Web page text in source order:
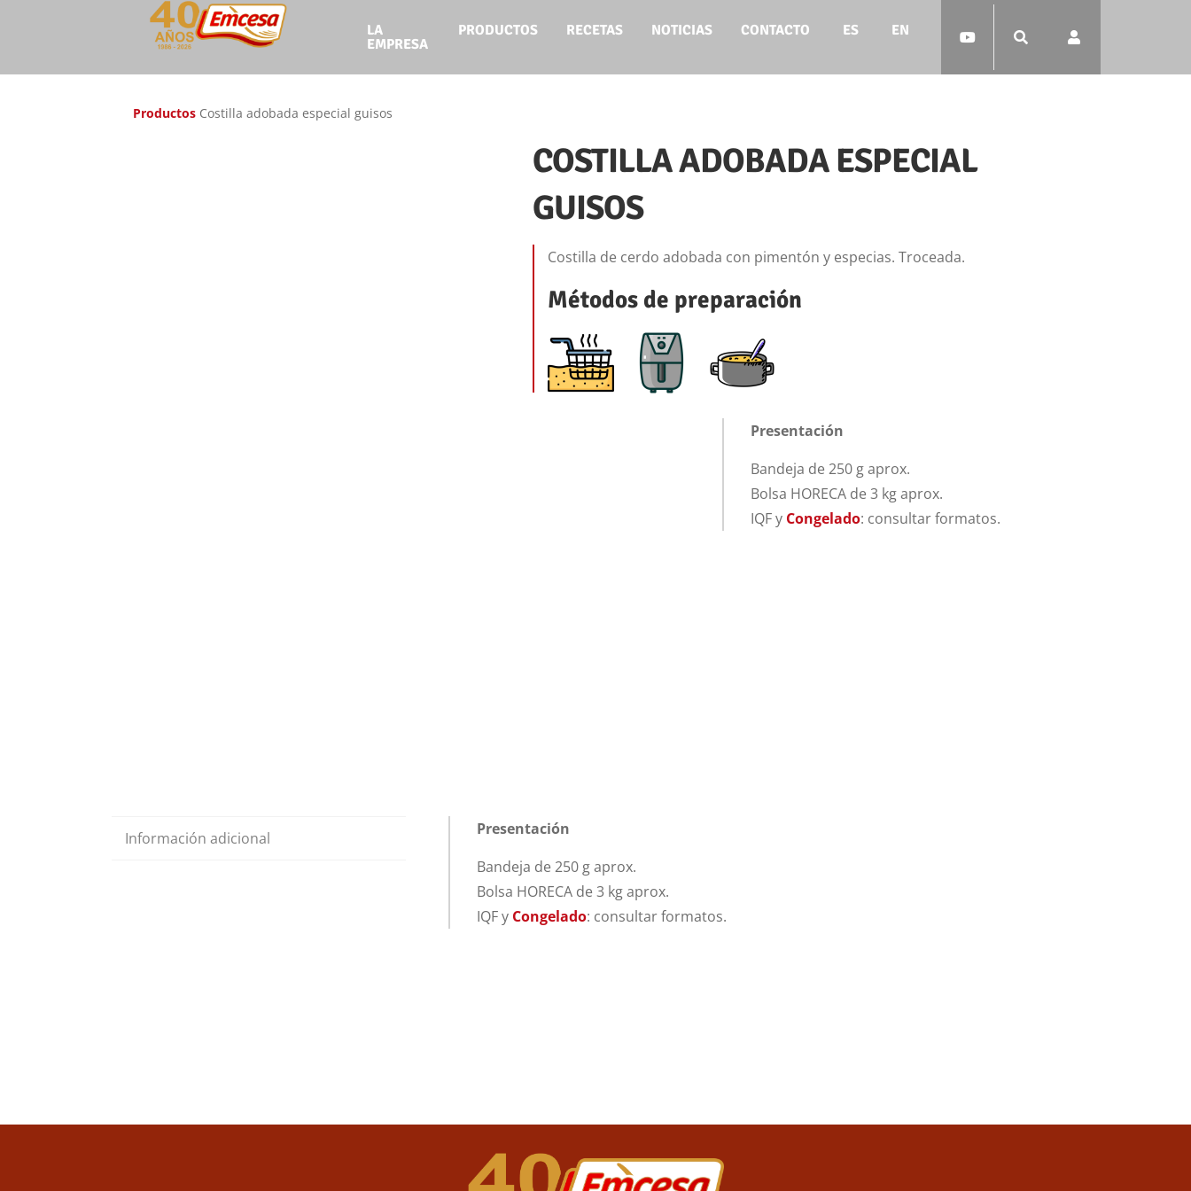
Ir
la
Ir
contenido
LA
EMPRESA
PRODUCTOS RECETAS NOTICIAS CONTACTO ES EN
Productos Costilla adobada especial guisos
COSTILLA ADOBADA ESPECIAL
GUISOS
Costilla de cerdo adobada con pimentón y especias. Troceada.
Métodos de preparación
Presentación
Bandeja de 250 g aprox.
Bolsa HORECA de 3 kg aprox.
IQF y Congelado: consultar formatos.
Información adicional
Presentación
Bandeja de 250 g aprox.
Bolsa HORECA de 3 kg aprox.
IQF y Congelado: consultar formatos.